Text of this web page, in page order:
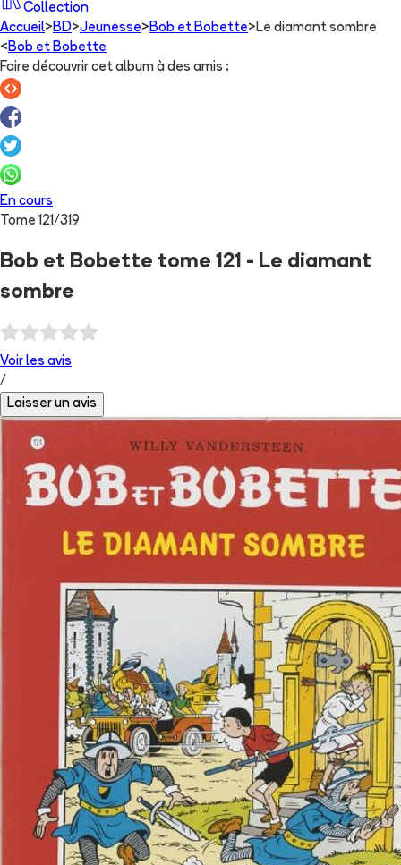
Collection
Accueil> BD>Jeunesse> Bob et Bobette> Le diamant sombre
< Bob et Bobette
Faire découvrir cet album à des amis :
En cours
Tome121/319
Bob et Bobette tome 121 - Le diamant
sombre
Voir les avis
/
Laisser un avis